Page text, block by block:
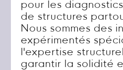
pour les
de structures
Nous sommes des
expérimentés
l'expertise
garantir la solidité